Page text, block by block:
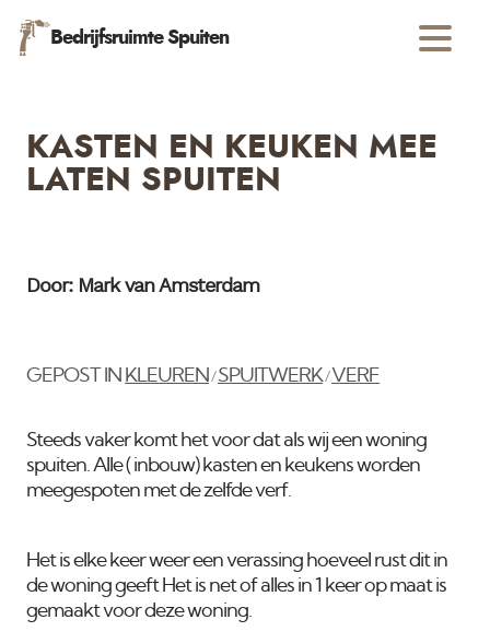
Bedrijfsruimte Spuiten
KASTEN EN KEUKEN MEE
LATEN SPUITEN
Door: Mark van Amsterdam
GEPOST IN KLEUREN /SPUITWERK/VERF
Steeds vaker komt het voor dat als wij een woning
spuiten. Alle ( inbouw) kasten en keukens worden
meegespoten met de zelfde verf.
Het is elke keer weer een verassing hoeveel rust dit in
de woning geeft Het is net of alles in 1 keer op maat is
gemaakt voor deze woning.